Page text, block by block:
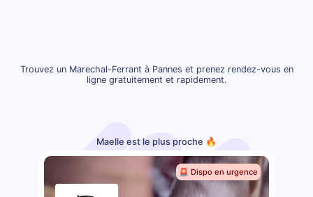
Trouvez un Marechal-Ferrant à Pannes et prenez rendez-vous en
ligne gratuitement et rapidement.
Maelle est le plus proche 🔥
🚨 Dispo en urgence